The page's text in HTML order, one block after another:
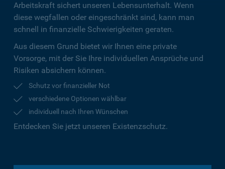
Arbeitskraft sichert unseren Lebensunterhalt. Wenn
diese wegfallen oder eingeschränkt sind, kann man
schnell in finanzielle Schwierigkeiten geraten.
Aus diesem Grund bietet wir Ihnen eine private
Vorsorge, mit der Sie Ihre individuellen Ansprüche und
Risiken absichern können.
Schutz vor finanzieller Not
verschiedene Optionen wählbar
individuell nach Ihren Wünschen
Entdecken Sie jetzt unseren Existenzschutz.